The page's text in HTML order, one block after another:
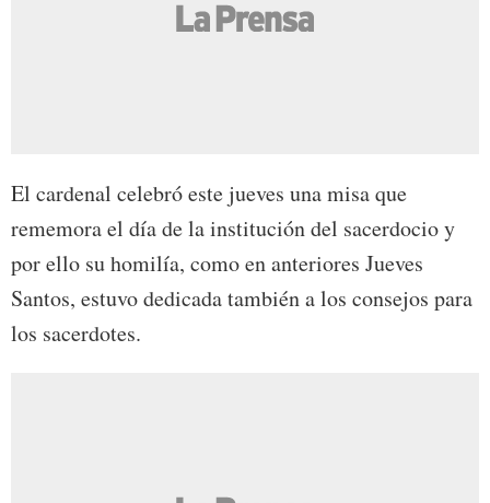
El cardenal celebró este jueves una misa que
rememora el día de la institución del sacerdocio y
por ello su homilía, como en anteriores Jueves
Santos, estuvo dedicada también a los consejos para
los sacerdotes.